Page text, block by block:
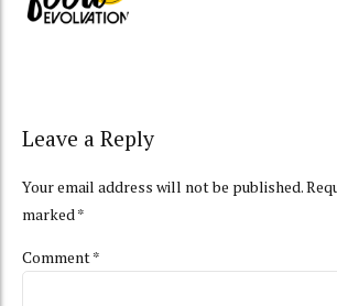
Leave a Reply
Your email address will not be published.
marked *
Comment*